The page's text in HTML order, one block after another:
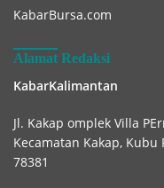
KabarBursa.com
Alamat Redaksi
KabarKalimantan
Jl. Kakap omplek Villa
Kecamatan Kakap,
78381